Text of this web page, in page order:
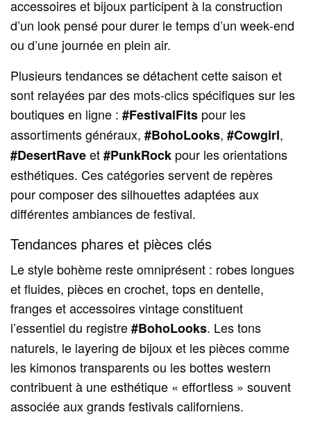
accessoires et bijoux participent à la construction
d’un look pensé pour durer le temps d’un week‑end
ou d’une journée en plein air.
Plusieurs tendances se détachent cette saison et
sont relayées par des mots‑clics spécifiques sur les
boutiques en ligne :#FestivalFits pour les
assortiments généraux,#BohoLooks,#Cowgirl,
#DesertRaveet#PunkRock pour les orientations
esthétiques. Ces catégories servent de repères
pour composer des silhouettes adaptées aux
différentes ambiances de festival.
Tendances phares et pièces clés
Le style bohème reste omniprésent : robes longues
et fluides, pièces en crochet, tops en dentelle,
franges et accessoires vintage constituent
l’essentiel du registre#BohoLooks. Les tons
naturels, le layering de bijoux et les pièces comme
les kimonos transparents ou les bottes western
contribuent à une esthétique « effortless » souvent
associée aux grands festivals californiens.